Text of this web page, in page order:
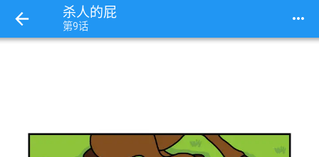
杀人的屁
第9话 more_horiz